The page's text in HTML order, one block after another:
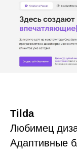
Tilda
Любимец
Адаптивные